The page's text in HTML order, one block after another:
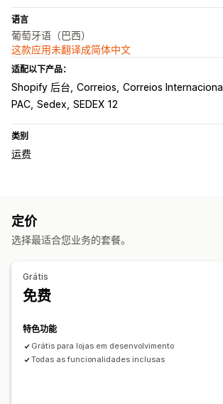
语言
葡萄牙语（巴西）
这款应用未翻译成简体中文
适配以下产品：
Shopify 后台 Correios Correios Internacional
PAC Sedex SEDEX 12
类别
运费
邮政编码
定价
选择最适合您业务的套餐。
Grátis
免费
特色功能
Grátis para lojas em desenvolvimento
Todas as funcionalidades inclusas